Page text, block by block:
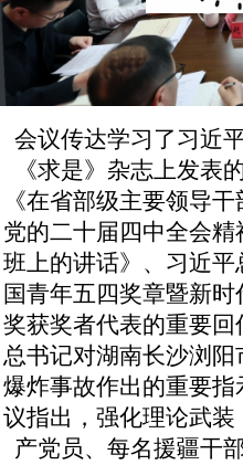
会议传达学习了习近
《求是》杂志上发表
《在省部级主要领导
党的二十届四中全会精
班上的讲话》、习近平
国青年五四奖章暨新时
奖获奖者代表的重要回
总书记对湖南长沙浏阳
爆炸事故作出的重要指
议指出，强化理论武装
产党员、每名援疆干